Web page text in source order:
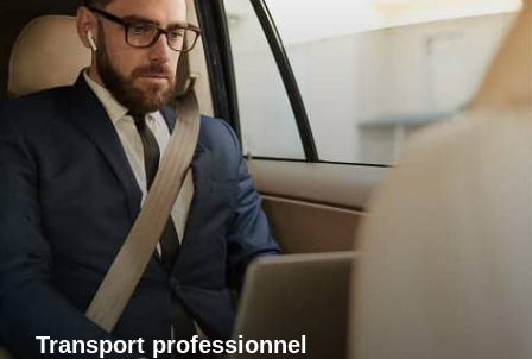
Transport professionnel
Transports professionnels
Je vous propose un service de transport dédié aux
déplacements d’affaires, adapté à vos besoins et à vos
contraintes. Que ce soit pour un rendez-vous, une réunion
ou bien un évènement, profitez d’un service ponctuel, discret
et confortable.